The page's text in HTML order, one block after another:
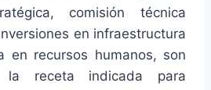
comisión técnica
en infraestructura
en recursos humanos, son
la receta indicada para